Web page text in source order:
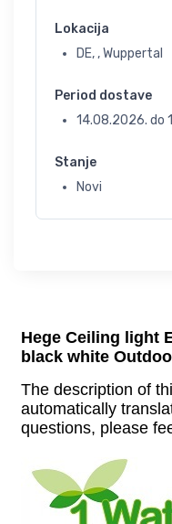
Lokacija
DE, , Wuppertal
Period dostave
14.08.2026. do
Stanje
Novi